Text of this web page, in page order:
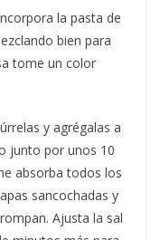
la pasta de
bien para
tome un color
y agrégalas a
junto por unos 10
absorba todos los
sancochadas y
Ajusta la sal